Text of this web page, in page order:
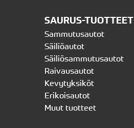
SAURUS-TUOTTEET
Sammutusautot
Säiliöautot
Säiliösammutusautot
Raivausautot
Kevytyksiköt
Erikoisautot
Muut tuotteet